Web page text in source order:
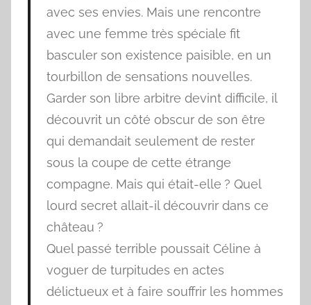
avec ses envies. Mais une rencontre
avec une femme très spéciale fit
basculer son existence paisible, en un
tourbillon de sensations nouvelles.
Garder son libre arbitre devint difficile, il
découvrit un côté obscur de son être
qui demandait seulement de rester
sous la coupe de cette étrange
compagne. Mais qui était-elle ? Quel
lourd secret allait-il découvrir dans ce
château ?
Quel passé terrible poussait Céline à
voguer de turpitudes en actes
délictueux et à faire souffrir les hommes